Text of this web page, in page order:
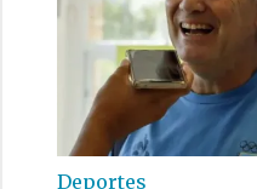
Deportes